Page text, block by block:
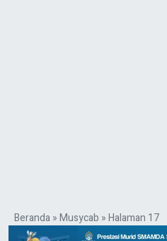
Beranda»Musycab »Halaman 17